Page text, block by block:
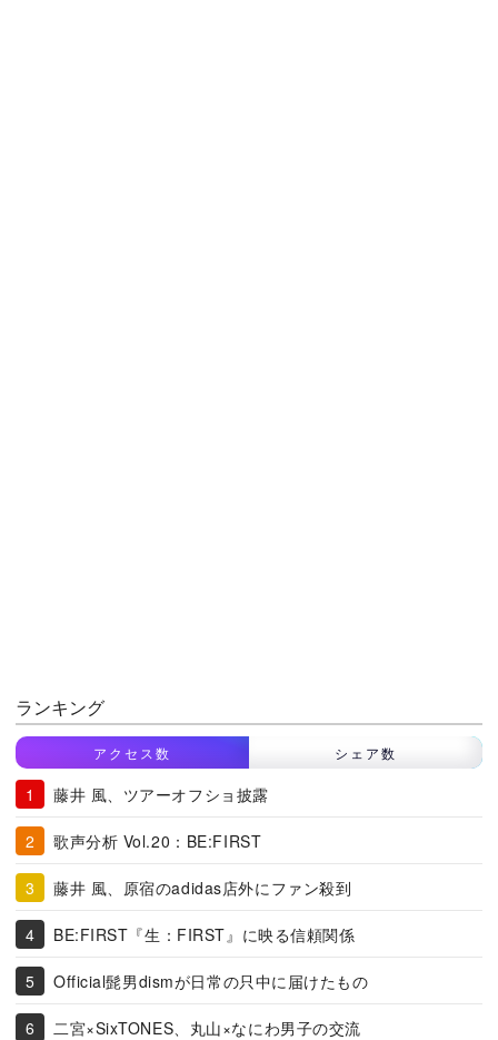
ランキング
アクセス数 シェア数
藤井 風、ツアーオフショ披露
歌声分析 Vol.20：BE:FIRST
藤井 風、原宿のadidas店外にファン殺到
BE:FIRST『生：FIRST』に映る信頼関係
Official髭男dismが日常の只中に届けたもの
二宮×SixTONES、丸山×なにわ男子の交流